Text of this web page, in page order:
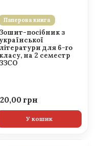
Паперова книга
Зошит-посібник з
української
літератури для 6-го
класу, на 2 семестр
ЗЗСО
У кошик